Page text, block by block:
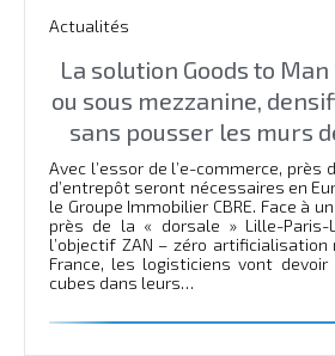
Actualités
La solution Goods to Man
ou sous mezzanine,
sans pousser les murs
Avec l’essor de l’e-commerce, près
d’entrepôt seront nécessaires en
le Groupe Immobilier CBRE. Face à
près de la « dorsale » Lille-Paris-
l’objectif ZAN – zéro artificialisation
France, les logisticiens vont
cubes dans leurs…